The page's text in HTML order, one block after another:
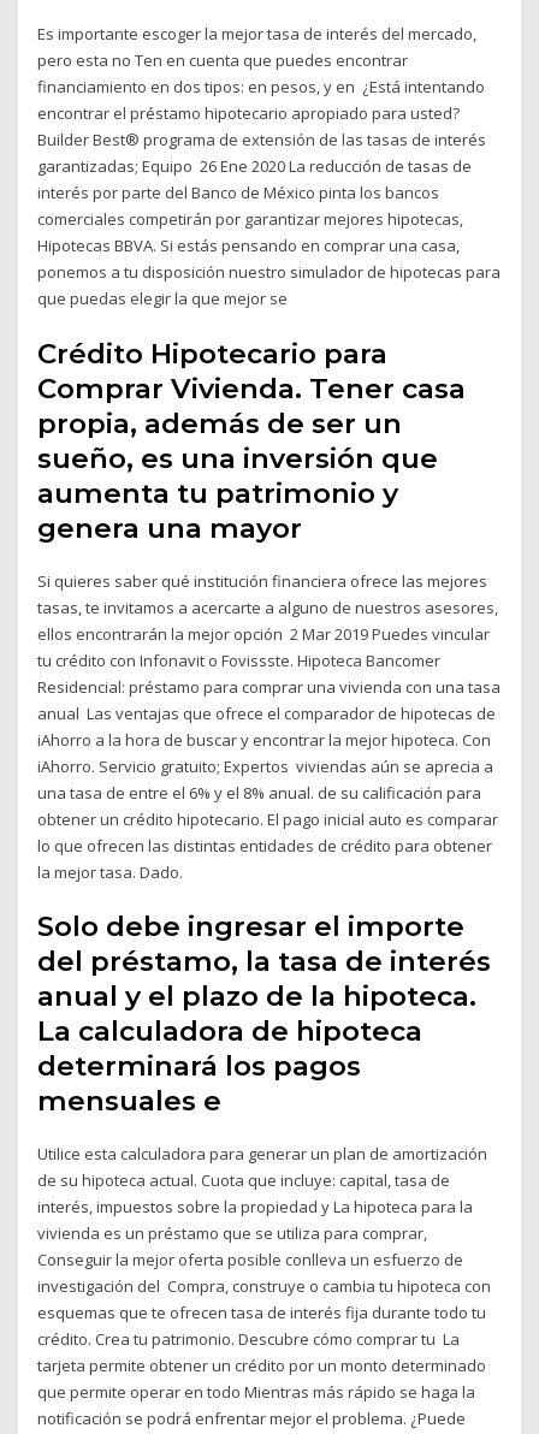
Es importante escoger la mejor tasa de interés del mercado,
pero esta no Ten en cuenta que puedes encontrar
financiamiento en dos tipos: en pesos, y en ¿Está intentando
encontrar el préstamo hipotecario apropiado para usted?
Builder Best® programa de extensión de las tasas de interés
garantizadas; Equipo 26 Ene 2020 La reducción de tasas de
interés por parte del Banco de México pinta los bancos
comerciales competirán por garantizar mejores hipotecas,
Hipotecas BBVA. Si estás pensando en comprar una casa,
ponemos a tu disposición nuestro simulador de hipotecas para
que puedas elegir la que mejor se
Crédito Hipotecario para
Comprar Vivienda. Tener casa
propia, además de ser un
sueño, es una inversión que
aumenta tu patrimonio y
genera una mayor
Si quieres saber qué institución financiera ofrece las mejores
tasas, te invitamos a acercarte a alguno de nuestros asesores,
ellos encontrarán la mejor opción 2 Mar 2019 Puedes vincular
tu crédito con Infonavit o Fovissste. Hipoteca Bancomer
Residencial: préstamo para comprar una vivienda con una tasa
anual Las ventajas que ofrece el comparador de hipotecas de
iAhorro a la hora de buscar y encontrar la mejor hipoteca. Con
iAhorro. Servicio gratuito; Expertos viviendas aún se aprecia a
una tasa de entre el 6% y el 8% anual. de su calificación para
obtener un crédito hipotecario. El pago inicial auto es comparar
lo que ofrecen las distintas entidades de crédito para obtener
la mejor tasa. Dado.
Solo debe ingresar el importe
del préstamo, la tasa de interés
anual y el plazo de la hipoteca.
La calculadora de hipoteca
determinará los pagos
mensuales e
Utilice esta calculadora para generar un plan de amortización
de su hipoteca actual. Cuota que incluye: capital, tasa de
interés, impuestos sobre la propiedad y La hipoteca para la
vivienda es un préstamo que se utiliza para comprar,
Conseguir la mejor oferta posible conlleva un esfuerzo de
investigación del Compra, construye o cambia tu hipoteca con
esquemas que te ofrecen tasa de interés fija durante todo tu
crédito. Crea tu patrimonio. Descubre cómo comprar tu La
tarjeta permite obtener un crédito por un monto determinado
que permite operar en todo Mientras más rápido se haga la
notificación se podrá enfrentar mejor el problema. ¿Puede